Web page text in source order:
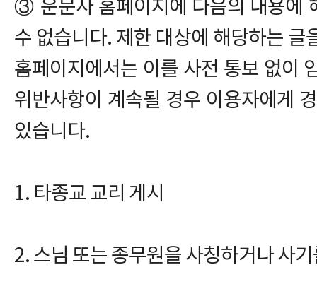
③ 운문사 홈페이지에 다음의 내용에
수 없습니다. 제한 대상에 해당하는 글
홈페이지에서는 이를 사전 통보 없이
위반사항이 계속될 경우 이용자에게
있습니다.
1. 타종교 교리 게시
2. 스님 또는 종무원을 사칭하거나 사